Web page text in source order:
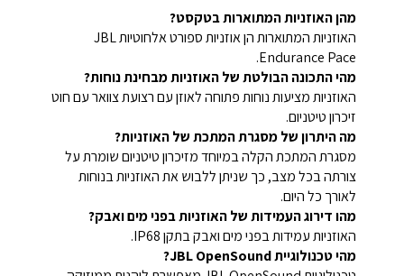
מהן האוזניות המתוארות בטקסט?
האוזניות המתוארות הן אוזניות ספורט אלחוטיות JBL
Endurance Pace.
מהי התכונה הבולטת של האוזניות מבחינת נוחות?
האוזניות מציעות נוחות פתוחה לאוזן עם רצועת צוואר עם חוט
זיכרון טיטניום.
מה היתרון של מסגרת המתכת של האוזניות?
מסגרת המתכת הקלה במיוחד מזיכרון טיטניום שומרת על
צורתה בכל מצב, כך שניתן ללבוש את האוזניות בנוחות
לאורך כל היום.
מהו דירוג העמידות של האוזניות בפני מים ואבק?
האוזניות עמידות בפני מים ואבק בתקן IP68.
מהי טכנולוגיית JBL OpenSound?